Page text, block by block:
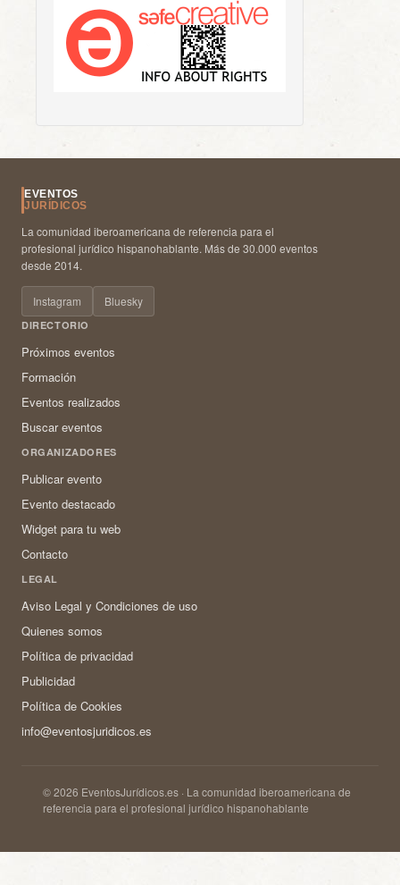
EVENTOS
JURÍDICOS
La comunidad iberoamericana de referencia para el
profesional jurídico hispanohablante. Más de 30.000 eventos
desde 2014.
Instagram Bluesky
DIRECTORIO
Próximos eventos
Formación
Eventos realizados
Buscar eventos
ORGANIZADORES
Publicar evento
Evento destacado
Widget para tu web
Contacto
LEGAL
Aviso Legal y Condiciones de uso
Quienes somos
Política de privacidad
Publicidad
Política de Cookies
info@eventosjuridicos.es
© 2026 EventosJurídicos.es · La comunidad iberoamericana de
referencia para el profesional jurídico hispanohablante